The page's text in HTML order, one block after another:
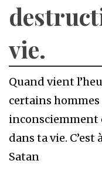
vie.
Quand vient
certains
inconsciemment
dans ta vie.
Satan